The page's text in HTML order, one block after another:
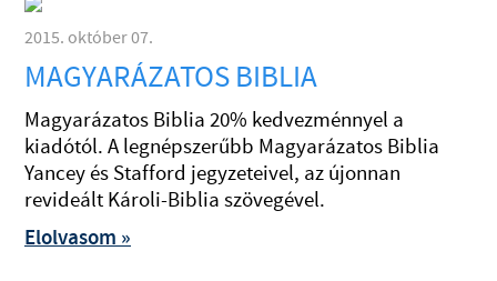
2015. október 07.
MAGYARÁZATOS BIBLIA
Magyarázatos Biblia 20% kedvezménnyel a
kiadótól. A legnépszerűbb Magyarázatos Biblia
Yancey és Stafford jegyzeteivel, az újonnan
revideált Károli-Biblia szövegével.
Elolvasom »